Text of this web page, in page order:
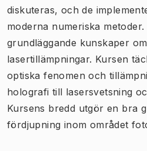
diskuteras, och de
moderna numeriska
grundläggande kunskaper
lasertillämpningar. Kursen
optiska fenomen och
holografi till lasersvetsning
Kursens bredd utgör en bra
fördjupning inom området